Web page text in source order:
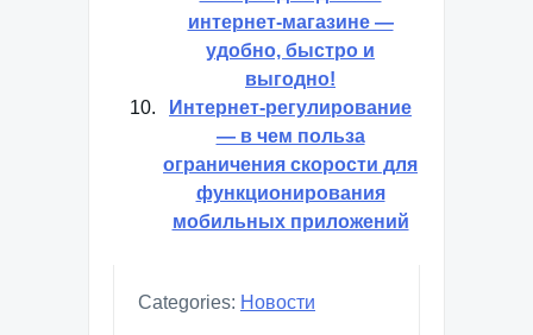
интернет-магазине —
удобно, быстро и
выгодно!
Интернет-регулирование
— в чем польза
ограничения скорости для
функционирования
мобильных приложений
Categories: Новости